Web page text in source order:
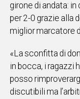
VIDEO
UNISCITI
AL CANALE
girone di andata:
per 2-0 grazie alla
miglior marcatore
«La sconfitta di
in bocca, i ragazzi
posso
discutibili ma